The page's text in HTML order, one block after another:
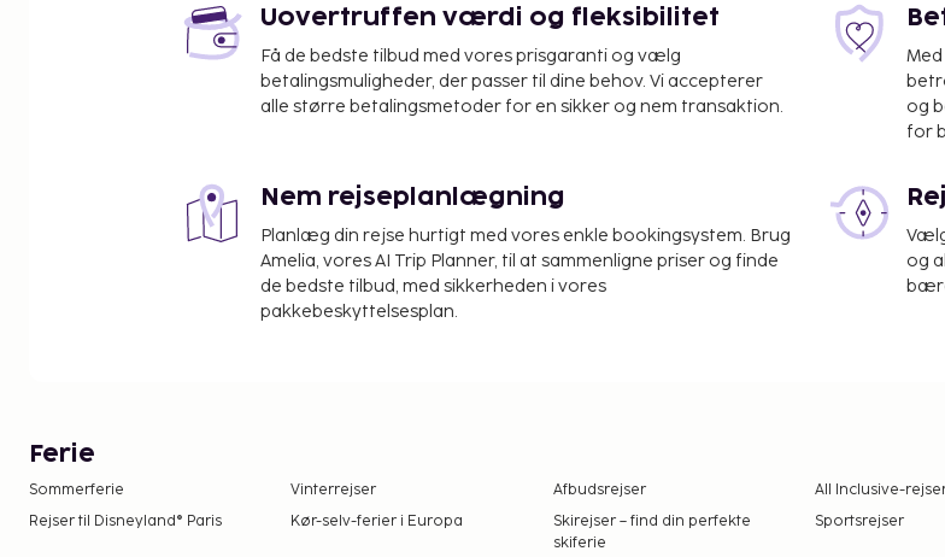
Uovertruffen værdi og fleksibilitet
Få de bedste tilbud med vores prisgaranti og vælg
betalingsmuligheder, der passer til dine behov. Vi accepterer
alle større betalingsmetoder for en sikker og nem transaktion.
og
for
Nem rejseplanlægning
Planlæg din rejse hurtigt med vores enkle bookingsystem. Brug
Amelia, vores AI Trip Planner, til at sammenligne priser og finde
de bedste tilbud, med sikkerheden i vores
pakkebeskyttelsesplan.
og
Ferie
Sommerferie Vinterrejser Afbudsrejser All Inclusive-
Rejser til Disneyland® Paris
Kør-selv-ferier i Europa
Skirejser – find din perfekte
skiferie
Sportsrejser